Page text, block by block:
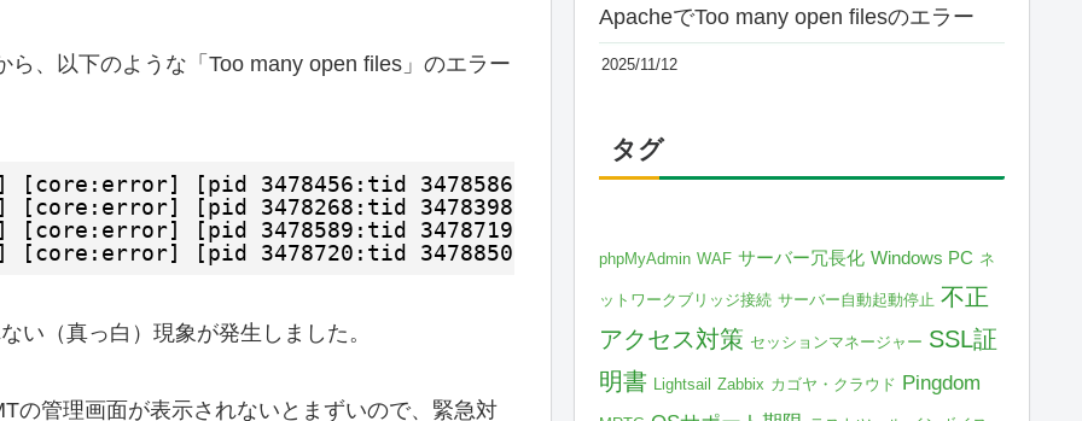
、以下のような「Too many open files」のエラー
[core:error] [pid 3478456:tid 3478586] (24)Too many open files: AH02179:
[core:error] [pid 3478268:tid 3478398] (24)Too many open files: AH02179:
[core:error] [pid 3478589:tid 3478719] (24)Too many open files: AH02179:
[core:error] [pid 3478720:tid 3478850] (24)Too many open files: AH02179:
い（真っ白）現象が発生しました。
の管理画面が表示されないとまずいので、緊急対
ApacheでToo many open filesのエラー
2025/11/12
タグ
phpMyAdmin WAF サーバー冗長化 Windows PC ネ
ットワークブリッジ接続 サーバー自動起動停止 不正
アクセス対策 セッションマネージャー SSL証
明書 Lightsail Zabbix カゴヤ・クラウド Pingdom